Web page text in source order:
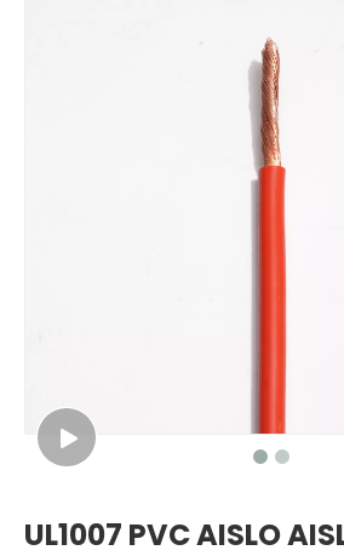
UL1007 PVC AISLO